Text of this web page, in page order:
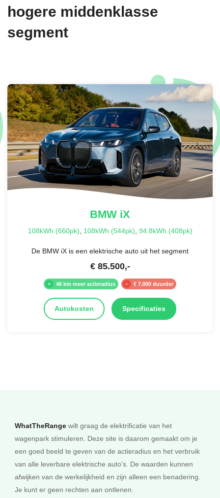
hogere middenklasse
segment
BMW iX
108kWh (660pk), 108kWh (544pk), 94.8kWh (408pk)
De BMW iX is een elektrische auto uit het segment
€ 85.500,-
46 km meer actieradius € 7.000 duurder
Autokosten Specificaties
WhatTheRange wilt graag de elektrificatie van het
wagenpark stimuleren. Deze site is daarom gemaakt om je
een goed beeld te geven van de actieradius en het verbruik
van alle leverbare elektrische auto's. De waarden kunnen
afwijken van de werkelijkheid en zijn alleen een benadering.
Je kunt er geen rechten aan ontlenen.